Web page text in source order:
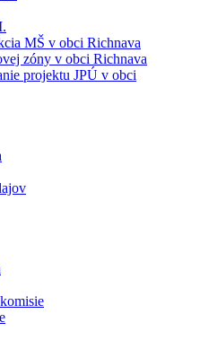
MŠ v obci Richnava
zóny v obci Richnava
projektu JPÚ v obci